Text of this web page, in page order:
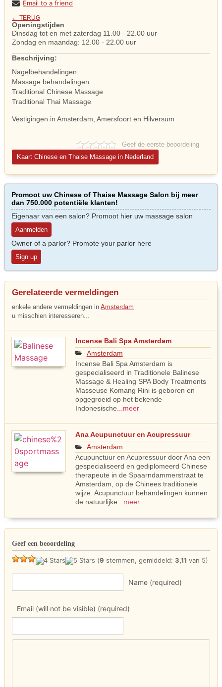
Email to a friend
← TERUG
Openingstijden
Dinsdag tot en met zaterdag 11.00 - 22.00 uur
Zondag en maandag: 12.00 - 22.00 uur
Beschrijving:
Nagelbehandelingen
Massage behandelingen
Traditional Chinese Massage
Traditional Thai Massage
Vestigingen in Amsterdam, Amersfoort en Hilversum
Geef de eerste beoordeling
Kaart Chinese en Thaise Massage in Nederland
Promoot uw Chinese of Thaise Massage Salon bij meer
dan 750.000 potentiële klanten!
Eigenaar van een salon? Promoot hier uw massage salon
Aanmelden
Owner of a parlor? Promote your parlor here
Sign up
Gerelateerde vermeldingen
enkele andere vermeldingen in Amsterdam
u misschien interesseren...
Incense Bali Spa Amsterdam
Amsterdam
Incense Bali Spa Amsterdam is
gespecialiseerd in Traditionele Balinese
Massage & Healing SPA Body Treatments
Masseuse Komang Rini is geboren en
opgegroeid op het bekende
Indonesische ...meer
Ana Acupunctuur en Acupressuur
Amsterdam
Acupunctuur en Acupressuur door Ana een
gespecialiseerd en gediplomeerd Chinese
therapeute in de Spaarndammerstraat te
Amsterdam, op de Chinees traditionele
wijze. Acupunctuur behandelingen kunnen
de natuurlijke ...meer
Geef een beoordeling
(9 stemmen, gemiddeld: 3,11 van 5)
Name (required)
Email (will not be visible) (required)